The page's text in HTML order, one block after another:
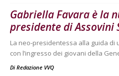
Gabriella Favara è la
presidente di Assovini
La neo-presidentessa alla guida di
con l’ingresso dei giovani della
Di Redazione VVQ